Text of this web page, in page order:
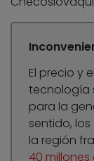
El precio y
tecnología
para la
sentido,
la región
40 millones